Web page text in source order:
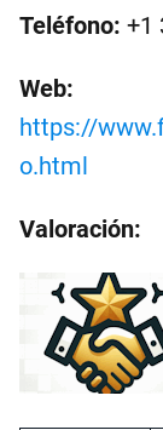
Teléfono: +1
Web:
https://
o.html
Valoración: